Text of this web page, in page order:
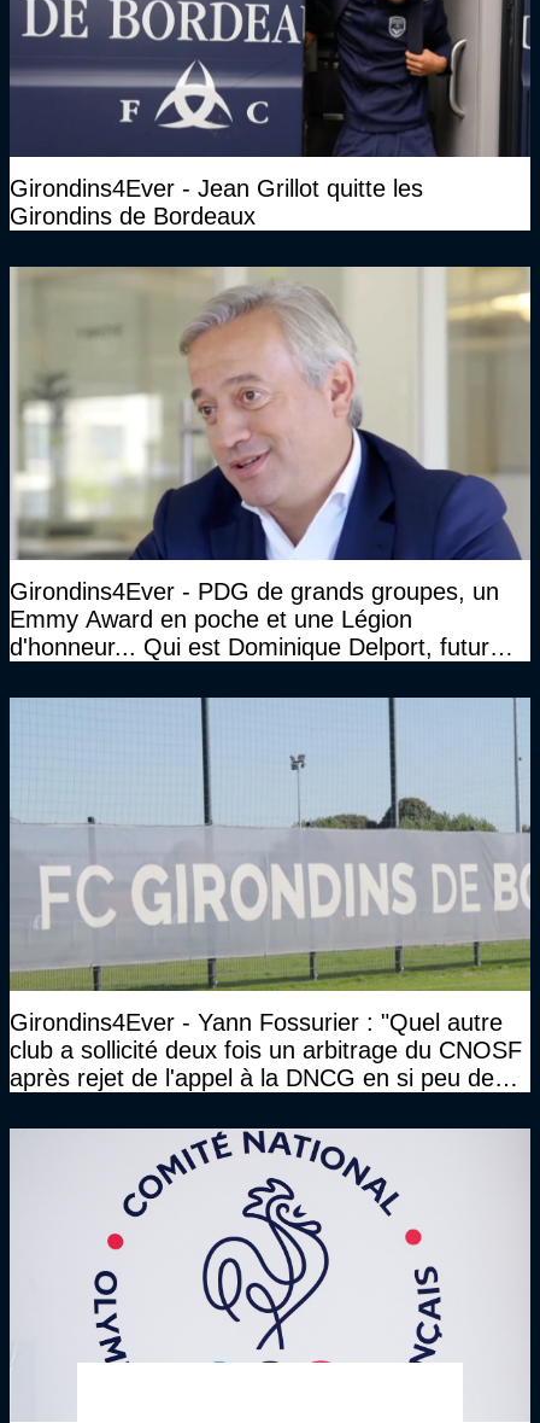
Girondins4Ever - Jean Grillot quitte les
Girondins de Bordeaux
Girondins4Ever - PDG de grands groupes, un
Emmy Award en poche et une Légion
d'honneur... Qui est Dominique Delport, futur
Girondins4Ever - Yann Fossurier : "Quel autre
club a sollicité deux fois un arbitrage du CNOSF
après rejet de l'appel à la DNCG en si peu de